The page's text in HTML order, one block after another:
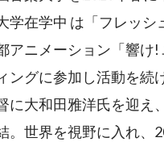
学在学中 は「フレッ
アニメーション「響け
ングに参加し活動を続
に大和田雅洋氏を迎え
。世界を視野に入れ、